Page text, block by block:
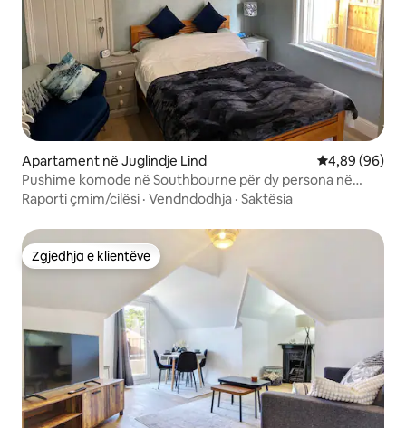
Apartament në Juglindje Lind Vlerësimi
4,89 (96)
Pushime komode në Southbourne për dy persona në
Beachcomber🌊☀️
Raporti çmim/cilësi · Vendndodhja · Saktësia
Zgjedhja e klientëve
Zgjedhja e klientëve